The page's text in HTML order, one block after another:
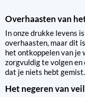
Overhaasten van
In onze drukke levens
overhaasten, maar dit
het ontkoppelen van je
zorgvuldig te volgen
dat je niets hebt gemist.
Het negeren van